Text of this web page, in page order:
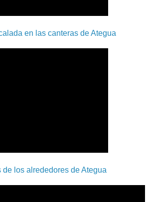
en las canteras de Ategua
de los alrededores de Ategua